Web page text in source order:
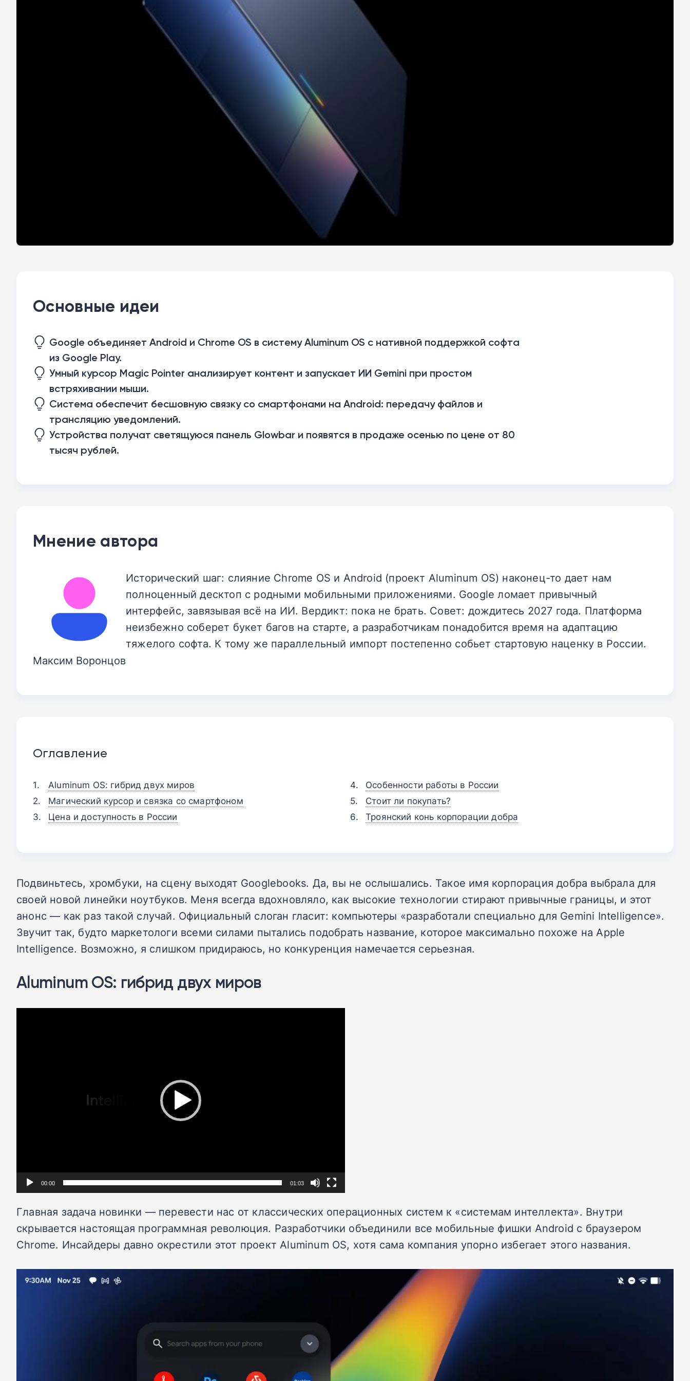
Основные идеи
Google объединяет Android и Chrome OS в систему Aluminum OS с нативной поддержкой софта
из Google Play.
Умный курсор Magic Pointer анализирует контент и запускает ИИ Gemini при простом
встряхивании мыши.
Система обеспечит бесшовную связку со смартфонами на Android: передачу файлов и
трансляцию уведомлений.
Устройства получат светящуюся панель Glowbar и появятся в продаже осенью по цене от 80
тысяч рублей.
Мнение автора
Максим Воронцов
Исторический шаг: слияние Chrome OS и Android (проект Aluminum OS) наконец-то дает нам
полноценный десктоп с родными мобильными приложениями. Google ломает привычный
интерфейс, завязывая всё на ИИ. Вердикт: пока не брать. Совет: дождитесь 2027 года. Платформа
неизбежно соберет букет багов на старте, а разработчикам понадобится время на адаптацию
тяжелого софта. К тому же параллельный импорт постепенно собьет стартовую наценку в России.
Оглавление
Aluminum OS: гибрид двух миров
Магический курсор и связка со смартфоном
Цена и доступность в России
Особенности работы в России
Стоит ли покупать?
Троянский конь корпорации добра
Подвиньтесь, хромбуки, на сцену выходят Googlebooks. Да, вы не ослышались. Такое имя корпорация добра выбрала для
своей новой линейки ноутбуков. Меня всегда вдохновляло, как высокие технологии стирают привычные границы, и этот
анонс — как раз такой случай. Официальный слоган гласит: компьютеры «разработали специально для Gemini Intelligence».
Звучит так, будто маркетологи всеми силами пытались подобрать название, которое максимально похоже на Apple
Intelligence. Возможно, я слишком придираюсь, но конкуренция намечается серьезная.
Aluminum OS: гибрид двух миров
00:00 01:03
Главная задача новинки — перевести нас от классических операционных систем к «системам интеллекта». Внутри
скрывается настоящая программная революция. Разработчики объединили все мобильные фишки Android с браузером
Chrome. Инсайдеры давно окрестили этот проект Aluminum OS, хотя сама компания упорно избегает этого названия.